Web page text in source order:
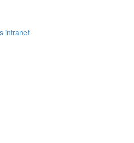
intranet